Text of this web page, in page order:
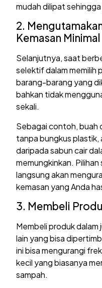
mudah dilipat
2.
Kemasan Minimal
Selanjutnya, saat
selektif dalam memilih
barang-barang yang
bahkan tidak
sekali.
Sebagai contoh, buah
tanpa bungkus plastik,
daripada sabun cair
memungkinkan.
langsung akan
kemasan yang Anda
3. Membeli
Membeli produk
lain yang bisa
ini bisa mengurangi
kecil yang biasanya
sampah.